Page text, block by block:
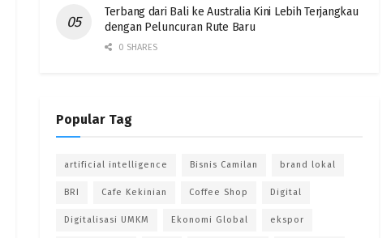
Terbang dari Bali ke Australia Kini Lebih Terjangkau
dengan Peluncuran Rute Baru
0 SHARES
Popular Tag
artificial intelligence Bisnis Camilan brand lokal
BRI Cafe Kekinian Coffee Shop Digital
Digitalisasi UMKM Ekonomi Global ekspor